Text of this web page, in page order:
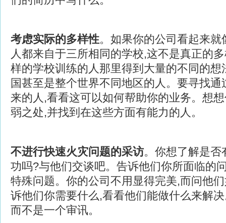
考虑实际的多样性。如果你的公司看起来
人都来自于三所相同的学校,这不是真正的
样的学校训练的人那里得到大量的不同的想
国甚至是整个世界不同地区的人。要寻找
来的人,看看这可以如何帮助你的业务。想
弱之处,并找到在这些方面有能力的人。
不进行快速火灾问题的采访。你想了解是否
功吗?与他们交谈吧。告诉他们你所面临的
特殊问题。你的公司不用显得完美,而问他
诉他们你需要什么,看看他们能做什么来解
而不是一个审讯。